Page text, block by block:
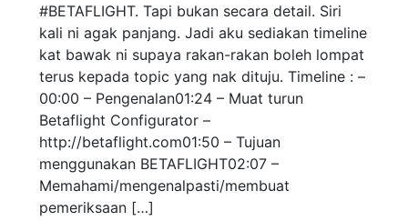
#BETAFLIGHT. Tapi bukan secara detail. Siri
kali ni agak panjang. Jadi aku sediakan timeline
kat bawak ni supaya rakan-rakan boleh lompat
terus kepada topic yang nak dituju. Timeline : –
00:00 – Pengenalan01:24 – Muat turun
Betaflight Configurator –
http://betaflight.com01:50 – Tujuan
menggunakan BETAFLIGHT02:07 –
Memahami/mengenalpasti/membuat
pemeriksaan […]